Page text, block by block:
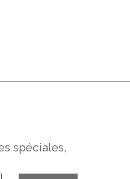
spéciales,